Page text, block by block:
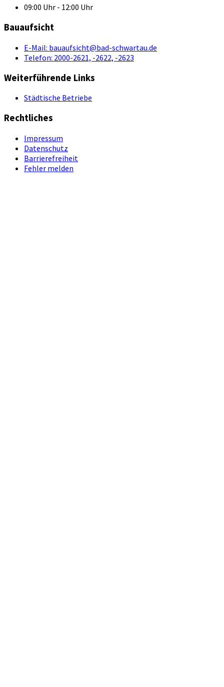
09:00 Uhr - 12:00 Uhr
Bauaufsicht
E-Mail: bauaufsicht@bad-schwartau.de
Telefon: 2000-2621, -2622, -2623
Weiterführende Links
Städtische Betriebe
Rechtliches
Impressum
Datenschutz
Barrierefreiheit
Fehler melden